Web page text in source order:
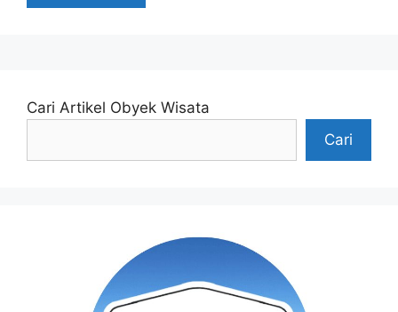
Cari Artikel Obyek Wisata
Cari